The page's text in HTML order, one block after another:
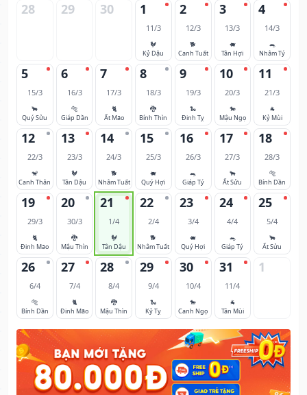
28 29 30 1
11/3
🐓
Kỷ Dậu
2
12/3
🐕
Canh Tuất
3
13/3
🐖
Tân Hợi
4
14/3
🐀
Nhâm Tý
5
15/3
🐂
Quý Sửu
6
16/3
🐅
Giáp Dần
7
17/3
🐈
Ất Mão
8
18/3
🐉
Bính Thìn
9
19/3
🐍
Đinh Tỵ
10
20/3
🐎
Mậu Ngọ
11
21/3
🐐
Kỷ Mùi
12
22/3
🐒
Canh Thân
13
23/3
🐓
Tân Dậu
14
24/3
🐕
Nhâm Tuất
15
25/3
🐖
Quý Hợi
16
26/3
🐀
Giáp Tý
17
27/3
🐂
Ất Sửu
18
28/3
🐅
Bính Dần
19
29/3
🐈
Đinh Mão
20
30/3
🐉
Mậu Thìn
21
1/4
🐓
Tân Dậu
22
2/4
🐕
Nhâm Tuất
23
3/4
🐖
Quý Hợi
24
4/4
🐀
Giáp Tý
25
5/4
🐂
Ất Sửu
26
6/4
🐅
Bính Dần
27
7/4
🐈
Đinh Mão
28
8/4
🐉
Mậu Thìn
29
9/4
🐍
Kỷ Tỵ
30
10/4
🐎
Canh Ngọ
31
11/4
🐐
Tân Mùi
1